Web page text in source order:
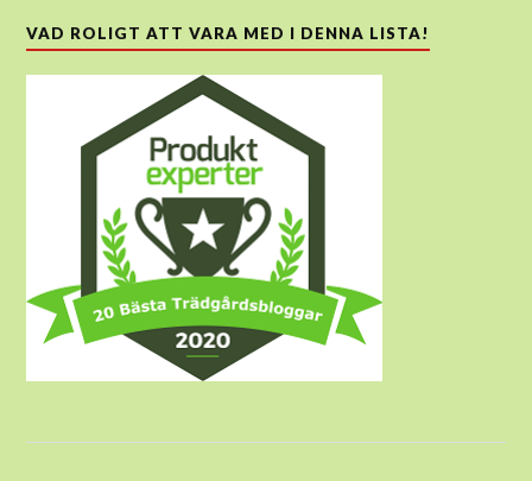
VAD ROLIGT ATT VARA MED I DENNA LISTA!